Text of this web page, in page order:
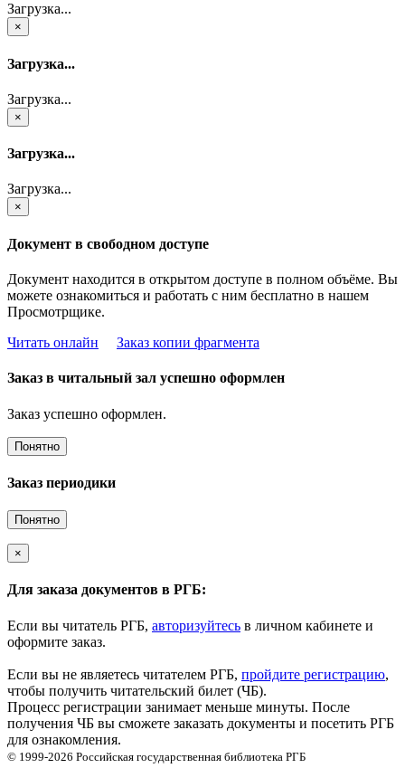
Загрузка...
×
Загрузка...
Загрузка...
×
Загрузка...
Загрузка...
×
Документ в свободном доступе
Документ находится в открытом доступе в полном объёме. Вы
можете ознакомиться и работать с ним бесплатно в нашем
Просмотрщике.
Читать онлайн
Заказ копии фрагмента
Заказ в читальный зал успешно оформлен
Заказ успешно оформлен.
Понятно
Заказ периодики
Понятно
×
Для заказа документов в РГБ:
Если вы читатель РГБ, авторизуйтесь в личном кабинете и
оформите заказ.
Если вы не являетесь читателем РГБ, пройдите регистрацию,
чтобы получить читательский билет (ЧБ).
Процесс регистрации занимает меньше минуты. После
получения ЧБ вы сможете заказать документы и посетить РГБ
для ознакомления.
© 1999-2026 Российская государственная библиотека РГБ